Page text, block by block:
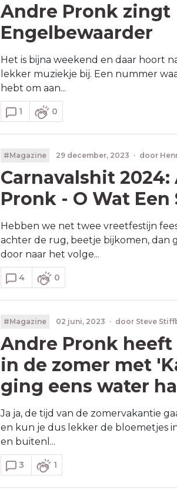
Andre Pronk zingt
Engelbewaarder
Het is bijna weekend en daar hoort
lekker muziekje bij. Een nummer
hebt om aan...
1 0
#Magazine 29 december, 2023 · door
Carnavalshit 2024:
Pronk - O Wat Een
Hebben we net twee vreetfestijn
achter de rug, beetje bijkomen, dan
door naar het volge...
4 0
#Magazine 02 juni, 2023 · door Steve
Andre Pronk heeft
in de zomer met
ging eens water
Ja ja, de tijd van de zomervakantie
en kun je dus lekker de bloemetjes
en buitenl...
3 1